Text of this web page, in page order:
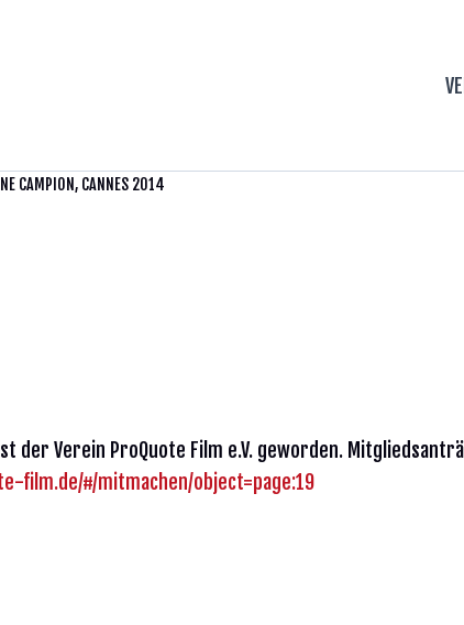
CAMPION, CANNES 2014
der Verein ProQuote Film e.V. geworden.
film.de/#/mitmachen/object=page:19